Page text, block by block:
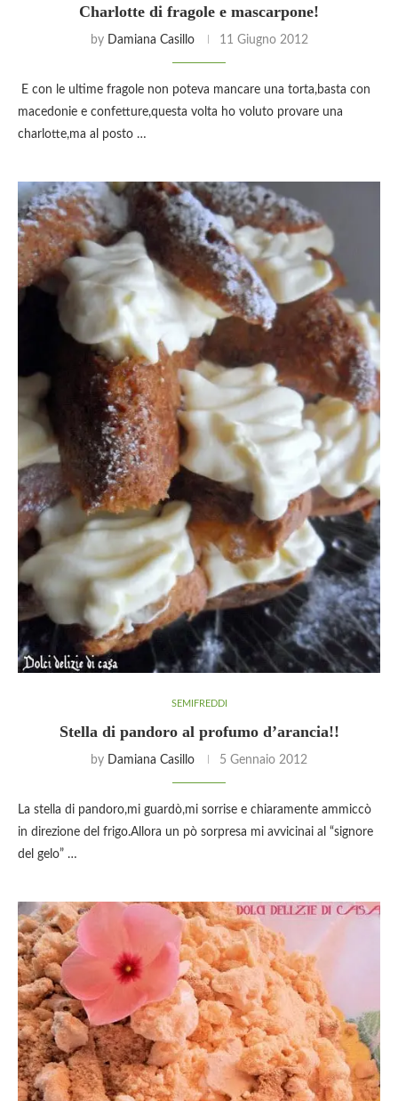
Charlotte di fragole e mascarpone!
by Damiana Casillo 11 Giugno 2012
E con le ultime fragole non poteva mancare una torta,basta con
macedonie e confetture,questa volta ho voluto provare una
charlotte,ma al posto …
SEMIFREDDI
Stella di pandoro al profumo d’arancia!!
by Damiana Casillo 5 Gennaio 2012
La stella di pandoro,mi guardò,mi sorrise e chiaramente ammiccò
in direzione del frigo.Allora un pò sorpresa mi avvicinai al “signore
del gelo” …